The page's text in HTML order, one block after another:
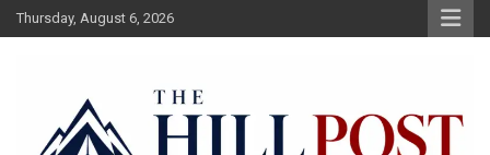
Skip
to
Thursday, August 6, 2026